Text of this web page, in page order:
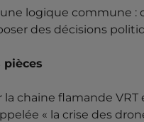
au service de
de l'émission
a contribué à
logique commune :
des décisions
la chaine flamande
« la crise des